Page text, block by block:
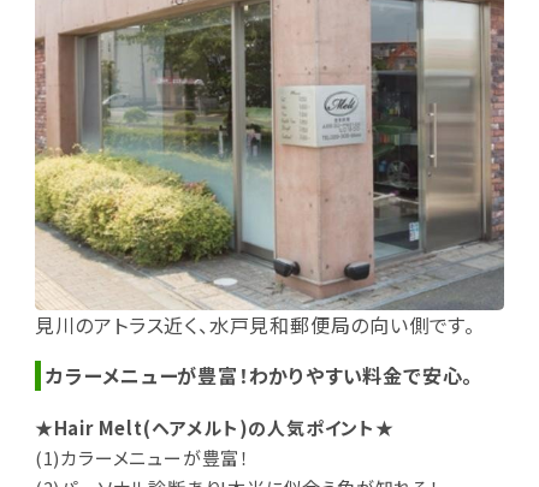
見川のアトラス近く、水戸見和郵便局の向い側です。
カラーメニューが豊富！わかりやすい料金で安心。
★Hair Melt(ヘアメルト)の人気ポイント★
(1)カラーメニューが豊富！